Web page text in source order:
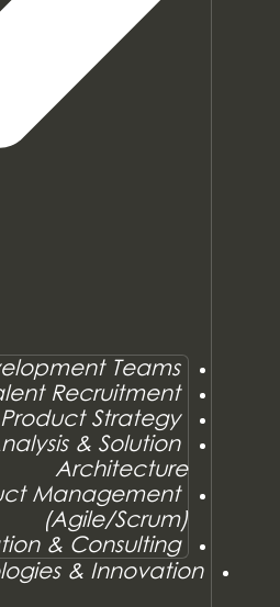
Teams
Recruitment
Strategy
& Solution
Architecture
Management
(Agile/Scrum)
& Consulting
& Innovation